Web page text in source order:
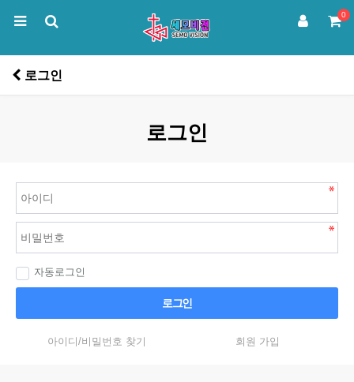
0
로그인
로그인
자동로그인
로그인
아이디/비밀번호 찾기 회원 가입